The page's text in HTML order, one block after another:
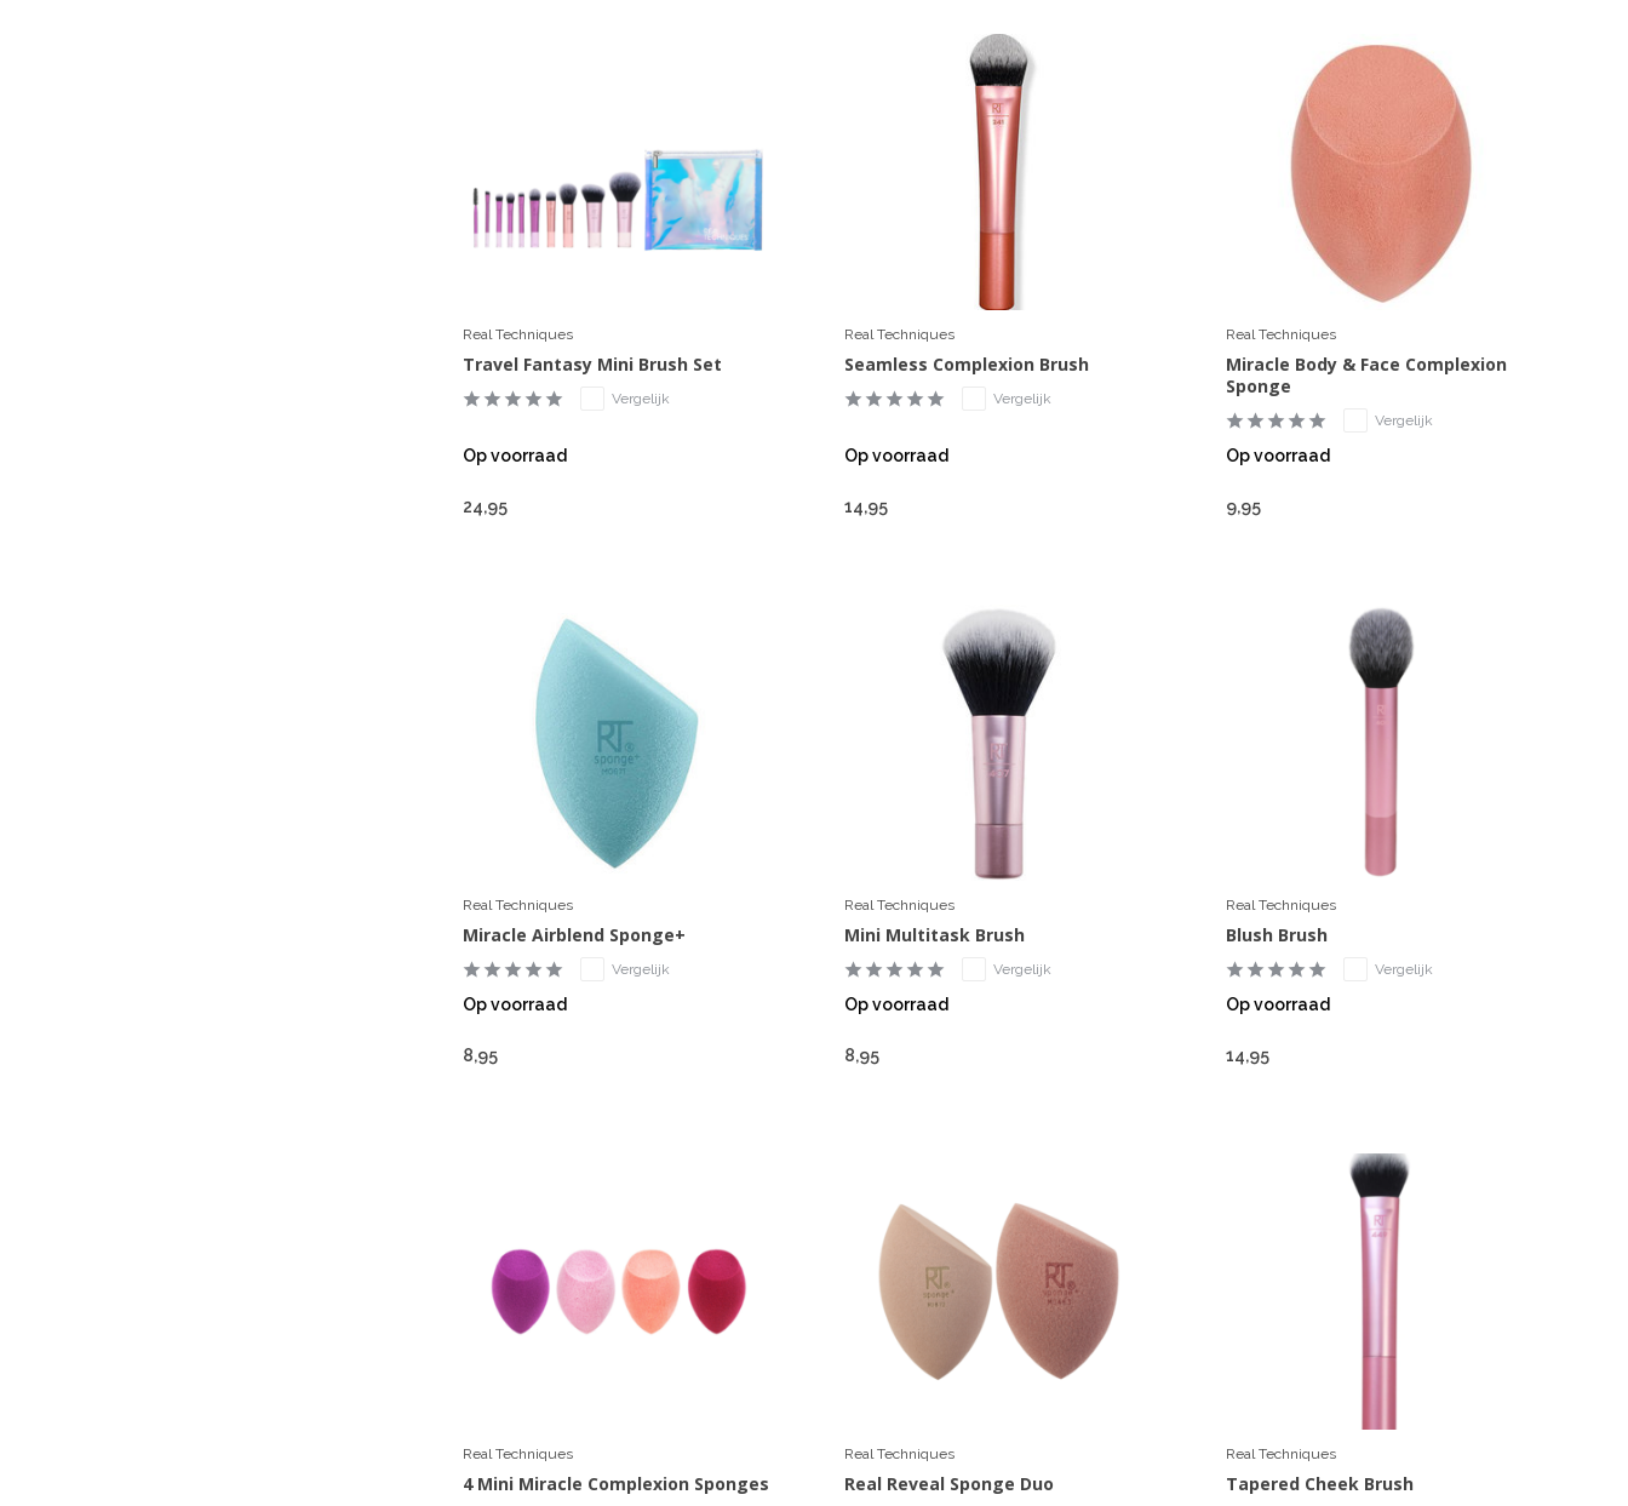
Real Techniques
Travel Fantasy Mini Brush Set
Vergelijk
Op voorraad
24,95
Real Techniques
Seamless Complexion Brush
Vergelijk
Op voorraad
14,95
Real Techniques
Miracle Body & Face Complexion
Sponge
Vergelijk
Op voorraad
9,95
Real Techniques
Miracle Airblend Sponge+
Vergelijk
Op voorraad
8,95
Real Techniques
Mini Multitask Brush
Vergelijk
Op voorraad
8,95
Real Techniques
Blush Brush
Vergelijk
Op voorraad
14,95
Real Techniques
4 Mini Miracle Complexion Sponges
Real Techniques
Real Reveal Sponge Duo
Real Techniques
Tapered Cheek Brush